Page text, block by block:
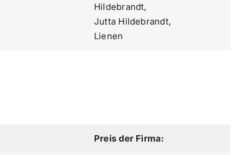
Hildebrandt,
Jutta Hildebrandt,
Lienen
Preis der Firma: